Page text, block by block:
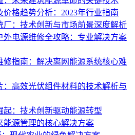
格趋势分析：2023年行业指南
厂：技术创新与市场前景深度解析
外电源维修全攻略：专业解决方案
修指南：解决离网能源系统核心难
：高效光伏组件材料的技术解析与
起：技术创新驱动能源转型
能源管理的核心解决方案